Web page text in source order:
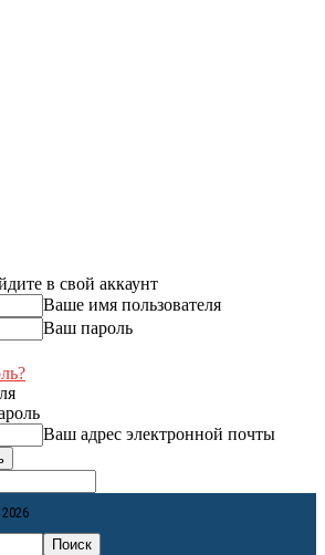
в свой аккаунт
Ваше имя пользователя
Ваш пароль
Ваш адрес электронной почты